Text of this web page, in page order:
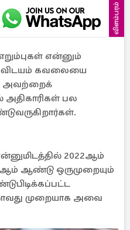
விளம்பரம்
என்னும்
விடயம் கவலையை
அவற்றைக்
அதிகாரிகள் பல
2022ஆம்
ஆண்டு ஒருமுறையும்
முறையாக அவை